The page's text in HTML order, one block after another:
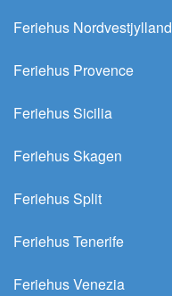
Feriehus Nordvestjylland
Feriehus Provence
Feriehus Sicilia
Feriehus Skagen
Feriehus Split
Feriehus Tenerife
Feriehus Venezia